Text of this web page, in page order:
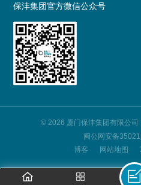
保沣集团官方微信公众号
© 2026 厦门保沣集团有限公司
闽公网安备
博客
网站地图